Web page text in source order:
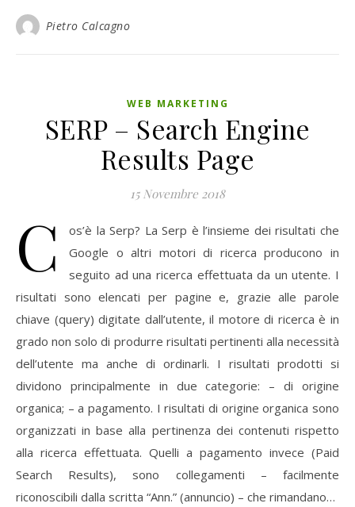
Pietro Calcagno
WEB MARKETING
SERP – Search Engine
Results Page
15 Novembre 2018
C
os’è la Serp? La Serp è l’insieme dei risultati che
Google o altri motori di ricerca producono in
seguito ad una ricerca effettuata da un utente. I
risultati sono elencati per pagine e, grazie alle parole
chiave (query) digitate dall’utente, il motore di ricerca è in
grado non solo di produrre risultati pertinenti alla necessità
dell’utente ma anche di ordinarli. I risultati prodotti si
dividono principalmente in due categorie: – di origine
organica; – a pagamento. I risultati di origine organica sono
organizzati in base alla pertinenza dei contenuti rispetto
alla ricerca effettuata. Quelli a pagamento invece (Paid
Search Results), sono collegamenti – facilmente
riconoscibili dalla scritta “Ann.” (annuncio) – che rimandano…